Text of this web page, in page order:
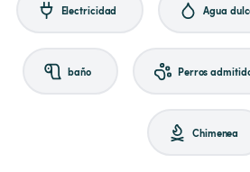
Electricidad Agua
baño Perros
Chimenea